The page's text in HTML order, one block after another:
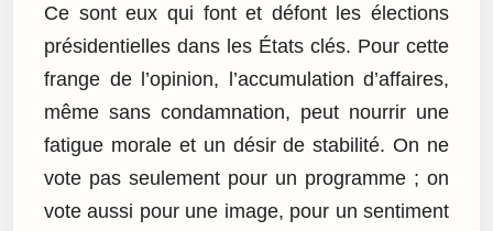
Ce sont eux qui font et défont les élections
présidentielles dans les États clés. Pour cette
frange de l’opinion, l’accumulation d’affaires,
même sans condamnation, peut nourrir une
fatigue morale et un désir de stabilité. On ne
vote pas seulement pour un programme ; on
vote aussi pour une image, pour un sentiment